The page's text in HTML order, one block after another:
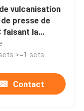
de mélange
de poudre
vulcanisation
presse de
faisant la
>=1 sets
Contact